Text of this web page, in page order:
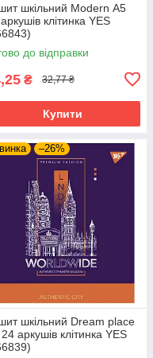
шкільний Modern А5
клітинка YES
до відправки
₴ 32,77 ₴
Купити
–26%
шкільний Dream place
аркушів клітинка YES